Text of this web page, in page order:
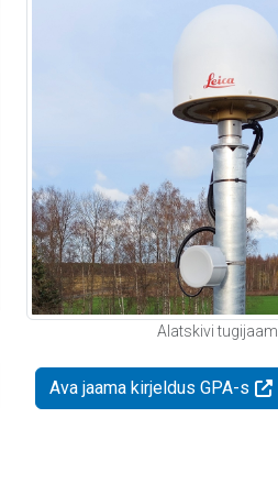
Alatskivi tugijaam
Ava jaama kirjeldus GPA-s